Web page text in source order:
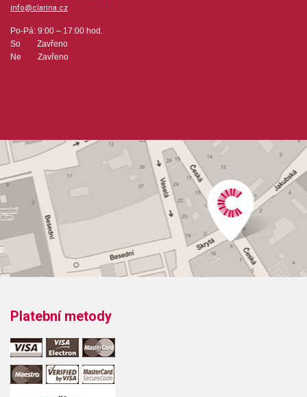
info@clarina.cz
Po-Pá: 9:00 – 17:00 hod.
So Zavřeno
Ne Zavřeno
Platební metody